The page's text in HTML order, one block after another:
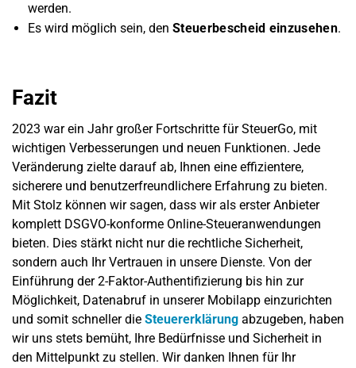
werden.
Es wird möglich sein, den Steuerbescheid einzusehen.
Fazit
2023 war ein Jahr großer Fortschritte für SteuerGo, mit
wichtigen Verbesserungen und neuen Funktionen. Jede
Veränderung zielte darauf ab, Ihnen eine effizientere,
sicherere und benutzerfreundlichere Erfahrung zu bieten.
Mit Stolz können wir sagen, dass wir als erster Anbieter
komplett DSGVO-konforme Online-Steueranwendungen
bieten. Dies stärkt nicht nur die rechtliche Sicherheit,
sondern auch Ihr Vertrauen in unsere Dienste. Von der
Einführung der 2-Faktor-Authentifizierung bis hin zur
Möglichkeit, Datenabruf in unserer Mobilapp einzurichten
und somit schneller die Steuererklärung abzugeben, haben
wir uns stets bemüht, Ihre Bedürfnisse und Sicherheit in
den Mittelpunkt zu stellen. Wir danken Ihnen für Ihr